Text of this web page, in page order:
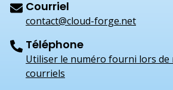
Courriel
contact@cloud-forge.net
Téléphone
Utiliser le numéro fourni lors de
courriels